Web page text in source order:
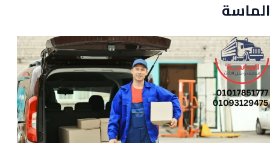
العاصمة
الادارية
الجديدة
مع
شركة
الماسة
الماسة